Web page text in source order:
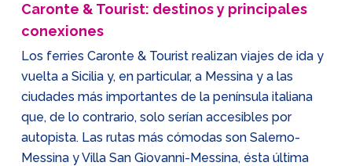
Caronte & Tourist: destinos y principales
conexiones
Los ferries Caronte & Tourist realizan viajes de ida y
vuelta a Sicilia y, en particular, a Messina y a las
ciudades más importantes de la península italiana
que, de lo contrario, solo serían accesibles por
autopista. Las rutas más cómodas son Salerno-
Messina y Villa San Giovanni-Messina, ésta última